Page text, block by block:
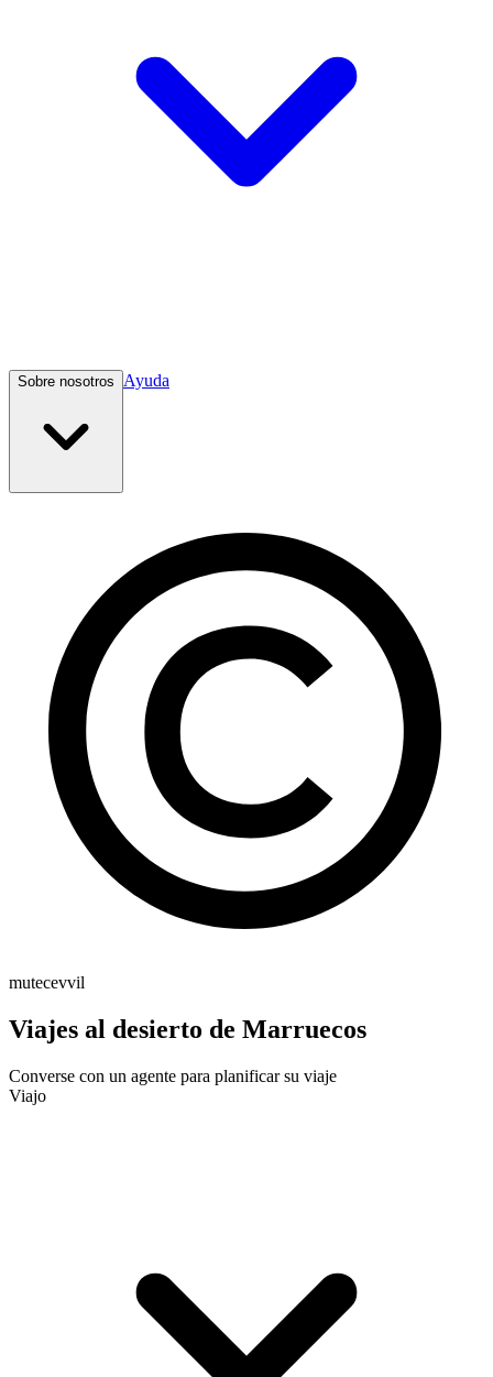
Sobre nosotros Ayuda
mutecevvil
Viajes al desierto de Marruecos
Converse con un agente para planificar su viaje
Viajo